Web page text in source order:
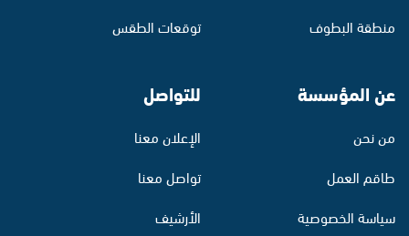
منطقة البطوف
توقعات الطقس
عن المؤسسة
من نحن
طاقم العمل
سياسة الخصوصية
للتواصل
الإعلان معنا
تواصل معنا
الأرشيف